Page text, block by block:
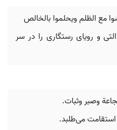
مع الظلم ويحلموا بالخالص‪
و رویای رستگاری را در سر
وصبر وثبات.
می‌طلبد.